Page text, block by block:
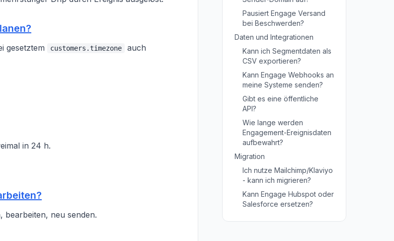
gesetztem customers.timezone
auch
in 24 h.
bearbeiten, neu senden.
Pausiert Engage Versand
bei Beschwerden?
Daten und Integrationen
Kann ich Segmentdaten als
CSV exportieren?
Kann Engage Webhooks an
meine Systeme senden?
Gibt es eine öffentliche
API?
Wie lange werden
Engagement-Ereignisdaten
aufbewahrt?
Migration
Ich nutze Mailchimp/Klaviyo
- kann ich migrieren?
Kann Engage Hubspot oder
Salesforce ersetzen?